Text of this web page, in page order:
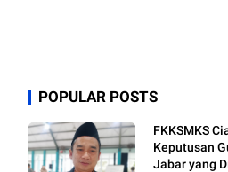
POPULAR POSTS
FKKSMKS
Keputusan
Jabar yang